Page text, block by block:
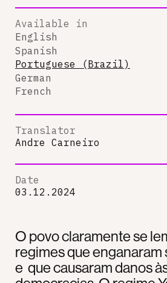
O povo claramente se
regimes que enganaram
e que causaram danos
Available in
English
Spanish
Portuguese (Brazil)
German
French
Translator
Andre Carneiro
Date
03.12.2024